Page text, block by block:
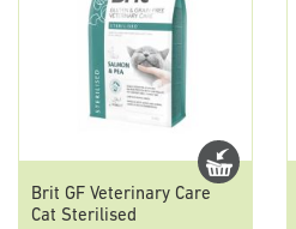
Brit GF Veterinary Care
Cat Sterilised